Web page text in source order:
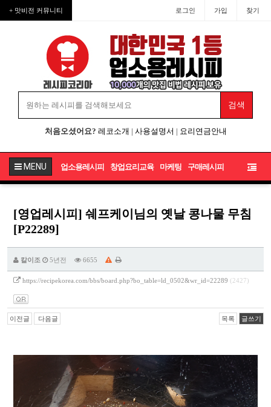
+ 맛비전 커뮤니티 로그인 가입 찾기
처음오셨어요? 레코소개 | 사용설명서 | 요리연금안내
MENU 업소용레시피 창업요리교육 마케팅 구매레시피
[영업레시피] 쉐프케이님의 옛날 콩나물 무침
[P22289]
칼이조 5년전 6655
https://recipekorea.com/bbs/board.php?bo_table=ld_0502&wr_id=22289 (2427)
이전글 다음글 목록 글쓰기